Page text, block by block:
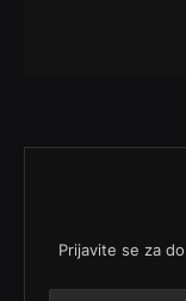
Prijavite se za